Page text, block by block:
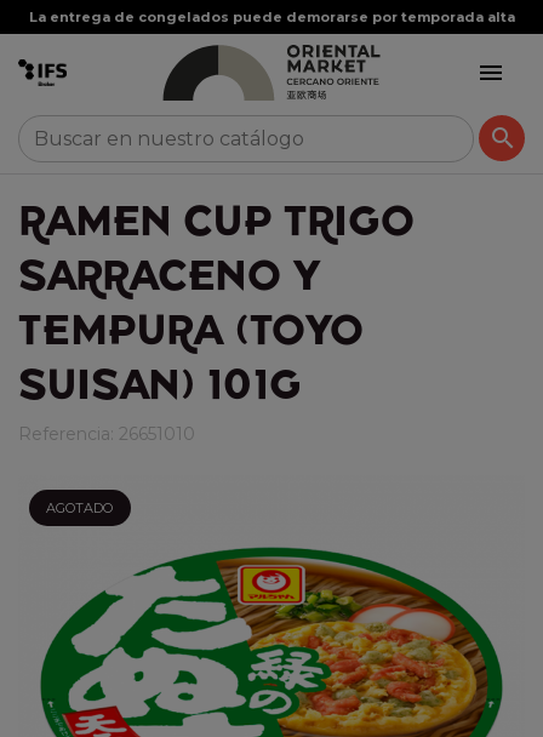
La entrega de congelados puede demorarse por temporada alta


RAMEN CUP TRIGO
SARRACENO Y
TEMPURA (TOYO
SUISAN) 101G
Referencia: 26651010
AGOTADO